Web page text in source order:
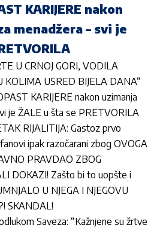
KARIJERE nakon
menadžera – svi je
U CRNOJ GORI, VODILA
KOLIMA USRED BIJELA DANA“
KARIJERE nakon uzimanja
je ŽALE u šta se PRETVORILA
RIJALITIJA: Gastoz prvo
ipak razočarani zbog OVOGA
PRAVDAO ZBOG
DOKAZI! Zašto bi to uopšte i
U NJEGA I NJEGOVU
SKANDAL!
Saveza: “Kažnjene su žrtve